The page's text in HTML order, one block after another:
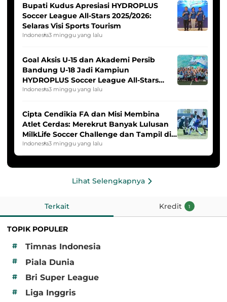
Bupati Kudus Apresiasi HYDROPLUS
Soccer League All-Stars 2025/2026:
Selaras Visi Sports Tourism
Indonesia3 minggu yang lalu
Goal Aksis U-15 dan Akademi Persib
Bandung U-18 Jadi Kampiun
HYDROPLUS Soccer League All-Stars
2025/2026
Indonesia3 minggu yang lalu
Cipta Cendikia FA dan Misi Membina
Atlet Cerdas: Merekrut Banyak Lulusan
MilkLife Soccer Challenge dan Tampil di
HYDROPLUS Soccer League
Indonesia3 minggu yang lalu
Lihat Selengkapnya
Terkait Kredit 1
TOPIK POPULER
#
Timnas Indonesia
# Piala Dunia
# Bri Super League
# Liga Inggris